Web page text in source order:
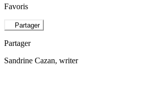
Favoris
Partager
Partager
Sandrine Cazan, writer